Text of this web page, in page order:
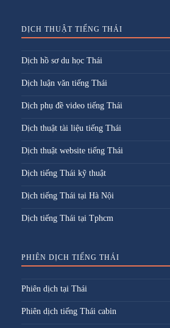
DỊCH THUẬT TIẾNG THÁI
Dịch hồ sơ du học Thái
Dịch luận văn tiếng Thái
Dịch phụ đề video tiếng Thái
Dịch thuật tài liệu tiếng Thái
Dịch thuật website tiếng Thái
Dịch tiếng Thái kỹ thuật
Dịch tiếng Thái tại Hà Nội
Dịch tiếng Thái tại Tphcm
PHIÊN DỊCH TIẾNG THÁI
Phiên dịch tại Thái
Phiên dịch tiếng Thái cabin